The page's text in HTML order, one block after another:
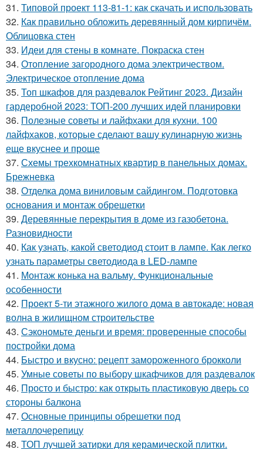
31. Типовой проект 113-81-1: как скачать и использовать
32. Как правильно обложить деревянный дом кирпичём.
Облицовка стен
33. Идеи для стены в комнате. Покраска стен
34. Отопление загородного дома электричеством.
Электрическое отопление дома
35. Топ шкафов для раздевалок Рейтинг 2023. Дизайн
гардеробной 2023: ТОП-200 лучших идей планировки
36. Полезные советы и лайфхаки для кухни. 100
лайфхаков, которые сделают вашу кулинарную жизнь
еще вкуснее и проще
37. Схемы трехкомнатных квартир в панельных домах.
Брежневка
38. Отделка дома виниловым сайдингом. Подготовка
основания и монтаж обрешетки
39. Деревянные перекрытия в доме из газобетона.
Разновидности
40. Как узнать, какой светодиод стоит в лампе. Как легко
узнать параметры светодиода в LED-лампе
41. Монтаж конька на вальму. Функциональные
особенности
42. Проект 5-ти этажного жилого дома в автокаде: новая
волна в жилищном строительстве
43. Сэкономьте деньги и время: проверенные способы
постройки дома
44. Быстро и вкусно: рецепт замороженного брокколи
45. Умные советы по выбору шкафчиков для раздевалок
46. Просто и быстро: как открыть пластиковую дверь со
стороны балкона
47. Основные принципы обрешетки под
металлочерепицу
48. ТОП лучшей затирки для керамической плитки.